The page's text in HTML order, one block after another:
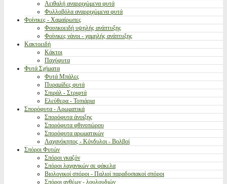
Αειθαλή αναρριχώμενα φυτά
Φυλλοβόλα αναρριχώμενα φυτά
Φοίνικες - Χαμαίρωπες
Φοινικοειδή υψηλής ανάπτυξης
Φοίνικες νάνοι - χαμηλής ανάπτυξης
Κακτοειδή
Κάκτοι
Παχύφυτα
Φυτά Σχήματα
Φυτά Μπάλες
Πυραμίδες φυτά
Σπιράλ - Στριφτά
Ελεύθερα - Τοπιάρια
Σπορόφυτα - Αρωματικά
Σπορόφυτα άνοιξης
Σπορόφυτα φθινοπώρου
Σπορόφυτα αρωματικών
Λαχανόκηπος - Κόνδυλοι - Βολβοί
Σπόροι Φυτών
Σπόροι γκαζόν
Σπόροι λαχανικών σε φάκελα
Βιολογικοί σπόροι - Παλιοί παραδοσιακοί σπόροι
Σπόροι ανθέων - λουλουδιών